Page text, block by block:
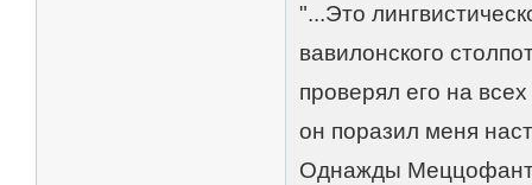
"...Это
вавилонского
проверял его на
он поразил меня
Однажды